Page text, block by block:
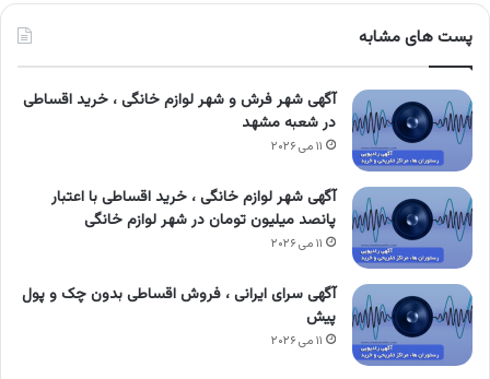
پست های مشابه
آگهی شهر فرش و شهر لوازم خانگی ، خرید اقساطی
در شعبه مشهد
۱۱ می ۲۰۲۶
آگهی شهر لوازم خانگی ، خرید اقساطی با اعتبار
پانصد میلیون تومان در شهر لوازم خانگی
۱۱ می ۲۰۲۶
آگهی سرای ایرانی ، فروش اقساطی بدون چک و پول
پیش
۱۱ می ۲۰۲۶